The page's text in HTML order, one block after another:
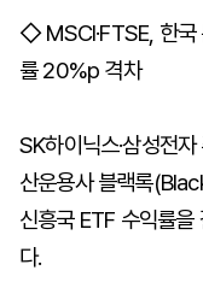
◇ MSCI·FTSE, 한국
률 20%p 격차
SK하이닉스·삼성전
산운용사 블랙록
신흥국 ETF 수익률을
다.